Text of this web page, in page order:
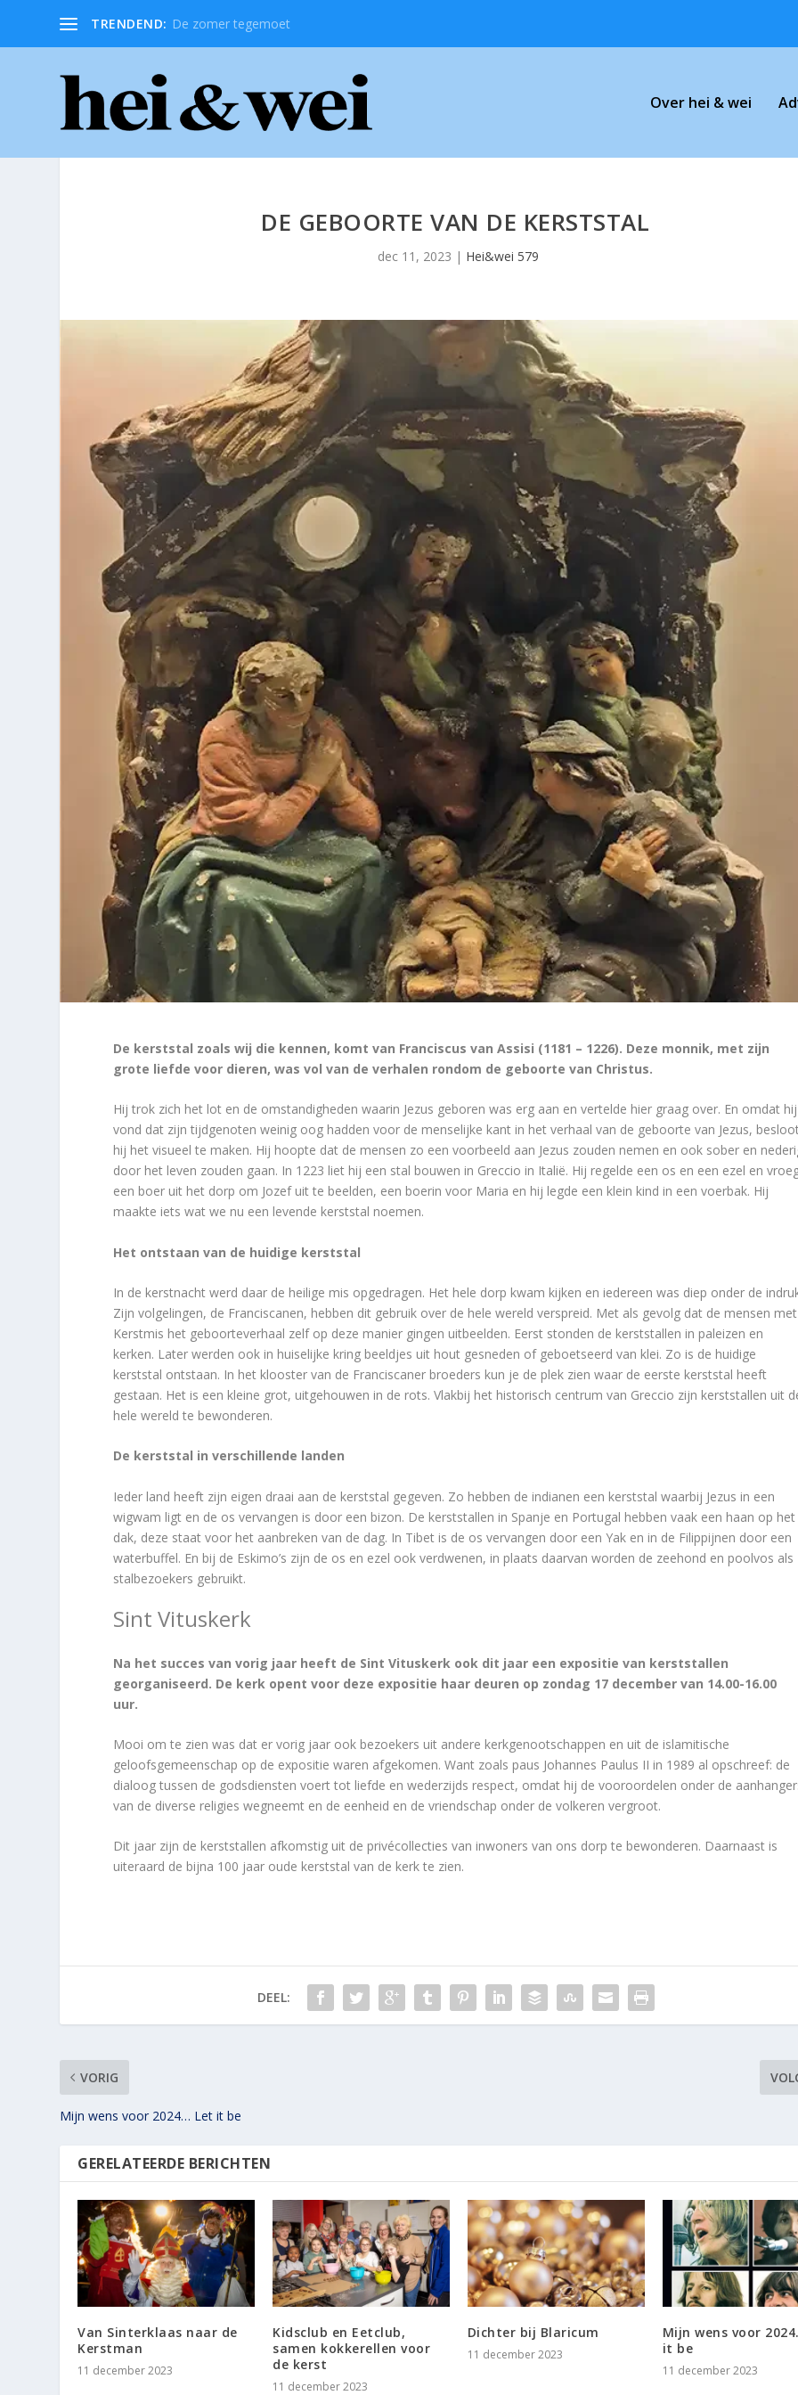
TRENDEND: De zomer tegemoet
Over hei & wei
DE GEBOORTE VAN DE KERSTSTAL
dec 11, 2023 | Hei&wei 579
De kerststal zoals wij die kennen, komt van Franciscus van Assisi (1181 – 1226). Deze monnik, met zijn
grote liefde voor dieren, was vol van de verhalen rondom de geboorte van Christus.
Hij trok zich het lot en de omstandigheden waarin Jezus geboren was erg aan en vertelde hier graag over. En omdat hij
vond dat zijn tijdgenoten weinig oog hadden voor de menselijke kant in het verhaal van de geboorte van Jezus,
hij het visueel te maken. Hij hoopte dat de mensen zo een voorbeeld aan Jezus zouden nemen en ook sober en
door het leven zouden gaan. In 1223 liet hij een stal bouwen in Greccio in Italië. Hij regelde een os en een ezel en
een boer uit het dorp om Jozef uit te beelden, een boerin voor Maria en hij legde een klein kind in een voerbak. Hij
maakte iets wat we nu een levende kerststal noemen.
Het ontstaan van de huidige kerststal
In de kerstnacht werd daar de heilige mis opgedragen. Het hele dorp kwam kijken en iedereen was diep onder de
Zijn volgelingen, de Franciscanen, hebben dit gebruik over de hele wereld verspreid. Met als gevolg dat de mensen met
Kerstmis het geboorteverhaal zelf op deze manier gingen uitbeelden. Eerst stonden de kerststallen in paleizen en
kerken. Later werden ook in huiselijke kring beeldjes uit hout gesneden of geboetseerd van klei. Zo is de huidige
kerststal ontstaan. In het klooster van de Franciscaner broeders kun je de plek zien waar de eerste kerststal heeft
gestaan. Het is een kleine grot, uitgehouwen in de rots. Vlakbij het historisch centrum van Greccio zijn kerststallen uit
hele wereld te bewonderen.
De kerststal in verschillende landen
Ieder land heeft zijn eigen draai aan de kerststal gegeven. Zo hebben de indianen een kerststal waarbij Jezus in een
wigwam ligt en de os vervangen is door een bizon. De kerststallen in Spanje en Portugal hebben vaak een haan op het
dak, deze staat voor het aanbreken van de dag. In Tibet is de os vervangen door een Yak en in de Filippijnen door een
waterbuffel. En bij de Eskimo’s zijn de os en ezel ook verdwenen, in plaats daarvan worden de zeehond en poolvos als
stalbezoekers gebruikt.
Sint Vituskerk
Na het succes van vorig jaar heeft de Sint Vituskerk ook dit jaar een expositie van kerststallen
georganiseerd. De kerk opent voor deze expositie haar deuren op zondag 17 december van 14.00-16.00
uur.
Mooi om te zien was dat er vorig jaar ook bezoekers uit andere kerkgenootschappen en uit de islamitische
geloofsgemeenschap op de expositie waren afgekomen. Want zoals paus Johannes Paulus II in 1989 al opschreef: de
dialoog tussen de godsdiensten voert tot liefde en wederzijds respect, omdat hij de vooroordelen onder de
van de diverse religies wegneemt en de eenheid en de vriendschap onder de volkeren vergroot.
Dit jaar zijn de kerststallen afkomstig uit de privécollecties van inwoners van ons dorp te bewonderen. Daarnaast is
uiteraard de bijna 100 jaar oude kerststal van de kerk te zien.
DEEL:
VORIG
Mijn wens voor 2024… Let it be
GERELATEERDE BERICHTEN
Van Sinterklaas naar de
Kerstman
11 december 2023
Kidsclub en Eetclub,
samen kokkerellen voor
de kerst
11 december 2023
Dichter bij Blaricum
11 december 2023
Mijn wens voor
it be
11 december 2023